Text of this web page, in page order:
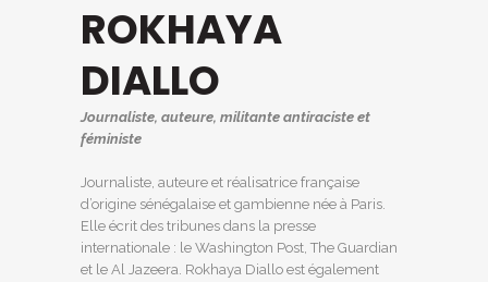
ROKHAYA
DIALLO
Journaliste, auteure, militante antiraciste et
féministe
Journaliste, auteure et réalisatrice française
d’origine sénégalaise et gambienne née à Paris.
Elle écrit des tribunes dans la presse
internationale : le Washington Post, The Guardian
et le Al Jazeera. Rokhaya Diallo est également